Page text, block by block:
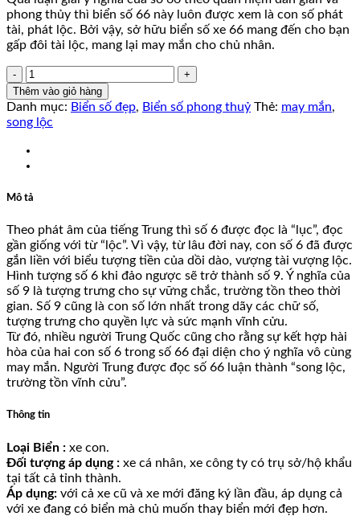
134.000.000 ₫. là:
129.000.000 ₫.
phong thủy thì biển số 66 này luôn được xem là con số phát
tài, phát lộc. Bởi vậy, sở hữu biển số xe 66 mang đến cho bạn
gấp đôi tài lộc, mang lại may mắn cho chủ nhân.
51K99366
số
lượng
Thêm vào giỏ hàng
Danh mục: Biển số đẹp, Biển số phong thuỷ Thẻ: may mắn,
song lộc
Mô tả
Theo phát âm của tiếng Trung thì số 6 được đọc là “lục”, đọc
gần giống với từ “lộc”. Vì vậy, từ lâu đời nay, con số 6 đã được
gắn liền với biểu tượng tiền của dồi dào, vượng tài vượng lộc.
Hình tượng số 6 khi đảo ngược sẽ trở thành số 9. Ý nghĩa của
số 9 là tượng trưng cho sự vững chắc, trường tồn theo thời
gian. Số 9 cũng là con số lớn nhất trong dãy các chữ số,
tượng trưng cho quyền lực và sức mạnh vĩnh cửu.
Từ đó, nhiều người Trung Quốc cũng cho rằng sự kết hợp hài
hòa của hai con số 6 trong số 66 đại diện cho ý nghĩa vô cùng
may mắn. Người Trung được đọc số 66 luận thành “song lộc,
trường tồn vĩnh cửu”.
Thông tin
Loại Biển : xe con.
Đối tượng áp dụng : xe cá nhân, xe công ty có trụ sở/hộ khẩu
tại tất cả tỉnh thành.
Áp dụng: với cả xe cũ và xe mới đăng ký lần đầu, áp dụng cả
với xe đang có biển mà chủ muốn thay biển mới đẹp hơn.